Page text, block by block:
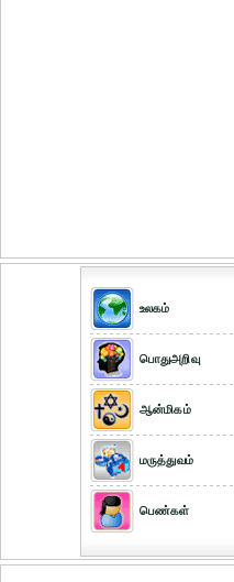
உலகம்
பொதுஅறிவு
ஆன்மிகம்
மருத்துவம்
பெண்கள்